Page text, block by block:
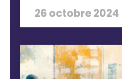
26 octobre 2024